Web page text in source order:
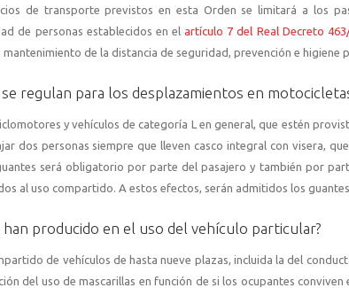
de transporte previstos en esta Orden se limitará a los
de personas establecidos en elartículo 7 del Real Decreto
mantenimiento de la distancia de seguridad, prevención e higiene
se regulan para los desplazamientos en
y vehículos de categoría L en general, que estén
dos personas siempre que lleven casco integral con visera,
será obligatorio por parte del pasajero y también por
al uso compartido. A estos efectos, serán admitidos los
han producido en el uso del vehículo particular?
de vehículos de hasta nueve plazas, incluida la del
del uso de mascarillas en función de si los ocupantes conviven